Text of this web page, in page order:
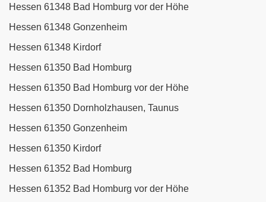
Hessen 61348 Bad Homburg vor der Höhe
Hessen 61348 Gonzenheim
Hessen 61348 Kirdorf
Hessen 61350 Bad Homburg
Hessen 61350 Bad Homburg vor der Höhe
Hessen 61350 Dornholzhausen, Taunus
Hessen 61350 Gonzenheim
Hessen 61350 Kirdorf
Hessen 61352 Bad Homburg
Hessen 61352 Bad Homburg vor der Höhe